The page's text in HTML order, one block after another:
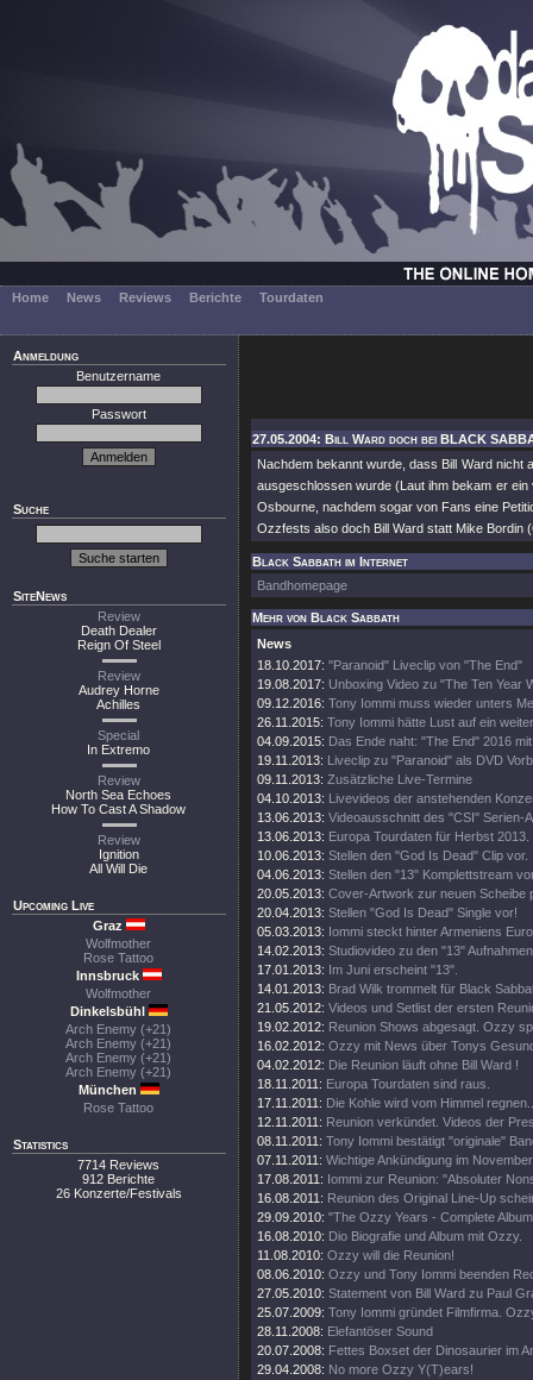
Home News Reviews Berichte Tourdaten
Anmeldung
Benutzername
Passwort
Suche
SiteNews
Review
Death Dealer
Reign Of Steel
Review
Audrey Horne
Achilles
Special
In Extremo
Review
North Sea Echoes
How To Cast A Shadow
Review
Ignition
All Will Die
Upcoming Live
Graz
Wolfmother
Rose Tattoo
Innsbruck
Wolfmother
Dinkelsbühl
Arch Enemy (+21)
Arch Enemy (+21)
Arch Enemy (+21)
Arch Enemy (+21)
München
Rose Tattoo
Statistics
7714 Reviews
912 Berichte
26 Konzerte/Festivals
27.05.2004: Bill Ward doch bei BLACK
Nachdem bekannt wurde, dass Bill Ward nicht
ausgeschlossen wurde (Laut ihm bekam er
Osbourne, nachdem sogar von Fans eine
Ozzfests also doch Bill Ward statt Mike Bordin
Black Sabbath im Internet
Bandhomepage
Mehr von Black Sabbath
News
18.10.2017: "Paranoid" Liveclip von "The End"
19.08.2017: Unboxing Video zu "The Ten Year
09.12.2016: Tony Iommi muss wieder unters
26.11.2015: Tony Iommi hätte Lust auf ein
04.09.2015: Das Ende naht: "The End" 2016
19.11.2013: Liveclip zu "Paranoid" als DVD
09.11.2013: Zusätzliche Live-Termine
04.10.2013: Livevideos der anstehenden
13.06.2013: Videoausschnitt des "CSI" Serien-
13.06.2013: Europa Tourdaten für Herbst 2013.
10.06.2013: Stellen den "God Is Dead" Clip vor.
04.06.2013: Stellen den "13" Komplettstream
20.05.2013: Cover-Artwork zur neuen Scheibe
20.04.2013: Stellen "God Is Dead" Single vor!
05.03.2013: Iommi steckt hinter Armeniens
14.02.2013: Studiovideo zu den "13"
17.01.2013: Im Juni erscheint "13".
14.01.2013: Brad Wilk trommelt für Black
21.05.2012: Videos und Setlist der ersten
19.02.2012: Reunion Shows abgesagt. Ozzy
16.02.2012: Ozzy mit News über Tonys
04.02.2012: Die Reunion läuft ohne Bill Ward !
18.11.2011: Europa Tourdaten sind raus.
17.11.2011: Die Kohle wird vom Himmel
12.11.2011: Reunion verkündet. Videos der
08.11.2011: Tony Iommi bestätigt "originale"
07.11.2011: Wichtige Ankündigung im
17.08.2011: Iommi zur Reunion: "Absoluter
16.08.2011: Reunion des Original Line-Up
29.09.2010: "The Ozzy Years - Complete
16.08.2010: Dio Biografie und Album mit Ozzy.
11.08.2010: Ozzy will die Reunion!
08.06.2010: Ozzy und Tony Iommi beenden
27.05.2010: Statement von Bill Ward zu Paul
25.07.2009: Tony Iommi gründet Filmfirma.
28.11.2008: Elefantöser Sound
20.07.2008: Fettes Boxset der Dinosaurier im
29.04.2008: No more Ozzy Y(T)ears!